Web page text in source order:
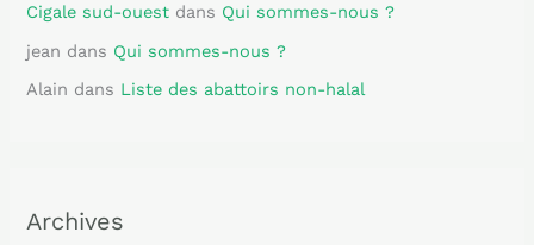
Cigale sud-ouest dans Qui sommes-nous ?
jean dans Qui sommes-nous ?
Alain dans Liste des abattoirs non-halal
Archives